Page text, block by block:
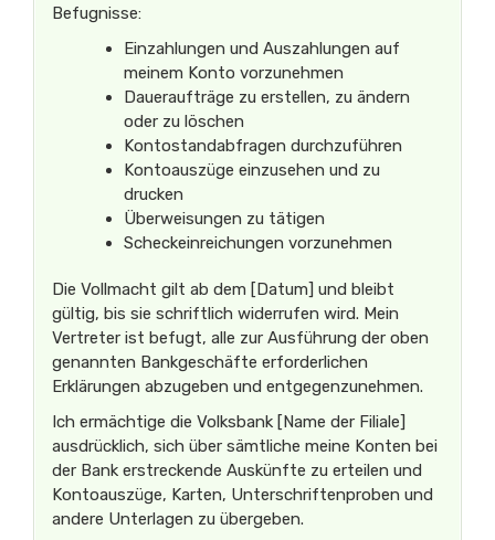
Befugnisse:
Einzahlungen und Auszahlungen auf
meinem Konto vorzunehmen
Daueraufträge zu erstellen, zu ändern
oder zu löschen
Kontostandabfragen durchzuführen
Kontoauszüge einzusehen und zu
drucken
Überweisungen zu tätigen
Scheckeinreichungen vorzunehmen
Die Vollmacht gilt ab dem [Datum] und bleibt
gültig, bis sie schriftlich widerrufen wird. Mein
Vertreter ist befugt, alle zur Ausführung der oben
genannten Bankgeschäfte erforderlichen
Erklärungen abzugeben und entgegenzunehmen.
Ich ermächtige die Volksbank [Name der Filiale]
ausdrücklich, sich über sämtliche meine Konten bei
der Bank erstreckende Auskünfte zu erteilen und
Kontoauszüge, Karten, Unterschriftenproben und
andere Unterlagen zu übergeben.